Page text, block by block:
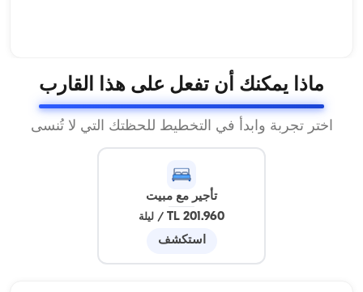
ماذا يمكنك أن تفعل على هذا القارب
اختر تجربة وابدأ في التخطيط للحظتك التي لا تُنسى
تأجير مع مبيت
201.960 TL
/ليلة
استكشف